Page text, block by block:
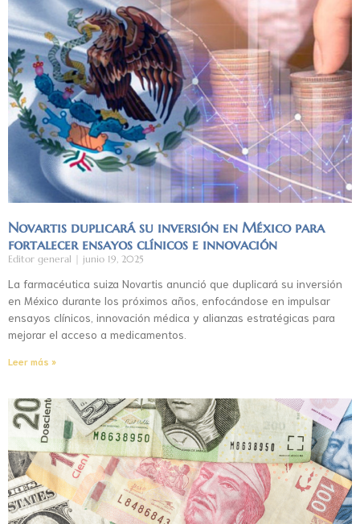
Novartis duplicará su inversión en México para
fortalecer ensayos clínicos e innovación
Editor general junio 19, 2025
La farmacéutica suiza Novartis anunció que duplicará su inversión
en México durante los próximos años, enfocándose en impulsar
ensayos clínicos, innovación médica y alianzas estratégicas para
mejorar el acceso a medicamentos.
Leer más »